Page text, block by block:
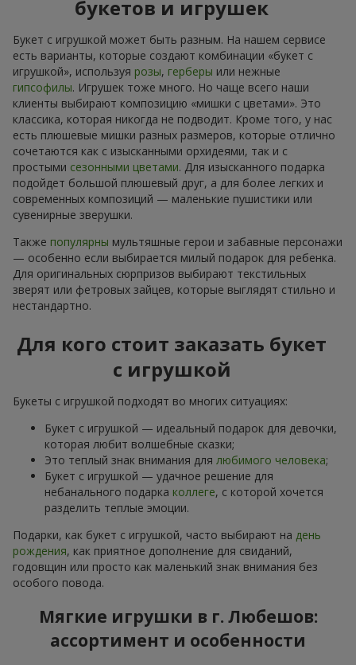
букетов и игрушек
Букет с игрушкой может быть разным. На нашем сервисе
есть варианты, которые создают комбинации «букет с
игрушкой», используя розы, герберы или нежные
гипсофилы. Игрушек тоже много. Но чаще всего наши
клиенты выбирают композицию «мишки с цветами». Это
классика, которая никогда не подводит. Кроме того, у нас
есть плюшевые мишки разных размеров, которые отлично
сочетаются как с изысканными орхидеями, так и с
простыми сезонными цветами. Для изысканного подарка
подойдет большой плюшевый друг, а для более легких и
современных композиций — маленькие пушистики или
сувенирные зверушки.
Также популярны мультяшные герои и забавные персонажи
— особенно если выбирается милый подарок для ребенка.
Для оригинальных сюрпризов выбирают текстильных
зверят или фетровых зайцев, которые выглядят стильно и
нестандартно.
Для кого стоит заказать букет
с игрушкой
Букеты с игрушкой подходят во многих ситуациях:
Букет с игрушкой — идеальный подарок для девочки,
которая любит волшебные сказки;
Это теплый знак внимания для любимого человека;
Букет с игрушкой — удачное решение для
небанального подарка коллеге, с которой хочется
разделить теплые эмоции.
Подарки, как букет с игрушкой, часто выбирают на день
рождения, как приятное дополнение для свиданий,
годовщин или просто как маленький знак внимания без
особого повода.
Мягкие игрушки в г. Любешов:
ассортимент и особенности